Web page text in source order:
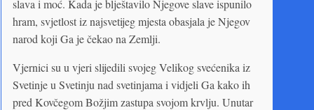
slava i moć. Kada je blještavilo Njegove slave ispunilo
hram, svjetlost iz najsvetijeg mjesta obasjala je Njegov
narod koji Ga je čekao na Zemlji.
Vjernici su u vjeri slijedili svojeg Velikog svećenika iz
Svetinje u Svetinju nad svetinjama i vidjeli Ga kako ih
pred Kovčegom Božjim zastupa svojom krvlju. Unutar